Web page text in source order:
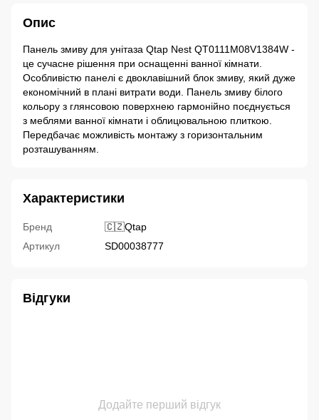
Опис
Панель змиву для унітаза Qtap Nest QT0111M08V1384W -
це сучасне рішення при оснащенні ванної кімнати.
Особливістю панелі є двоклавішний блок змиву, який дуже
економічний в плані витрати води. Панель змиву білого
кольору з глянсовою поверхнею гармонійно поєднується
з меблями ванної кімнати і облицювальною плиткою.
Передбачає можливість монтажу з горизонтальним
розташуванням.
Характеристики
Бренд
🇨🇿Qtap
Артикул
SD00038777
Відгуки
Додайте перший відгук